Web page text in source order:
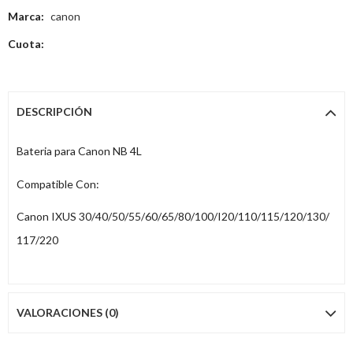
Marca: canon
Cuota:
DESCRIPCIÓN
Bateria para Canon NB 4L
Compatible Con:
Canon IXUS 30/40/50/55/60/65/80/100/I20/110/115/120/130/
117/220
VALORACIONES (0)